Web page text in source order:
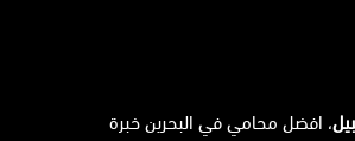
، افضل محامي في البحرين خبرة